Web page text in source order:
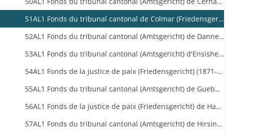
51AL1 Fonds du tribunal cantonal de Colmar (Friedensgericht de 1871 à 1879 puis Amtsgericht de 1879 à 1918) de 1871 à 1918
52AL1 Fonds du tribunal cantonal (Amtsgericht) de Dannemarie (1879-1914)
53AL1 Fonds du tribunal cantonal (Amtsgericht) d'Ensisheim (1879-1918)
54AL1 Fonds de la justice de paix (Friedensgericht) (1871-1879) puis du tribunal cantonal (Amtsgericht) de Ferrette (1879-1918)
55AL1 Fonds du tribunal cantonal (Amtsgericht) de Guebwiller (1879-1918)
56AL1 Fonds de la justice de paix (Friedensgericht) de Habsheim (1871-1879)
57AL1 Fonds du tribunal cantonal (Amtsgericht) de Hirsingue (1879-1918)